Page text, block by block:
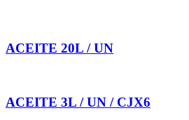
ACEITE 20L / UN
ACEITE 3L / UN / CJX6